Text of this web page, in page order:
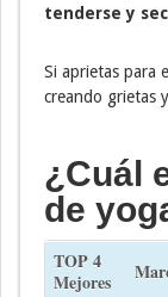
tenderse y
Si aprietas para
creando grietas
¿Cuál
de
TOP 4
Mejores